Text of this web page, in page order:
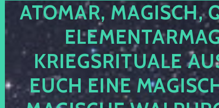
ATOMAR, MAGISCH,
KRIEGSRITUALE
EUCH EINE